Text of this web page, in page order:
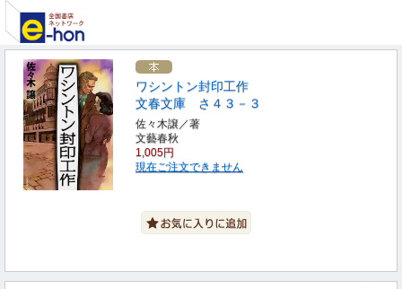
ワシントン封印工作
文春文庫 さ４３－３
佐々木譲／著
文藝春秋
1,005円
現在ご注文できません